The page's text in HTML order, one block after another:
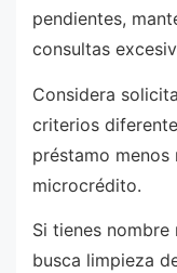
pendientes,
consultas
Considera
criterios
préstamo
microcrédito.
Si tienes
busca limpieza